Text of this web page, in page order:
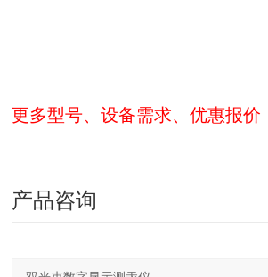
更多型号、设备需求、优惠报价
产品咨询